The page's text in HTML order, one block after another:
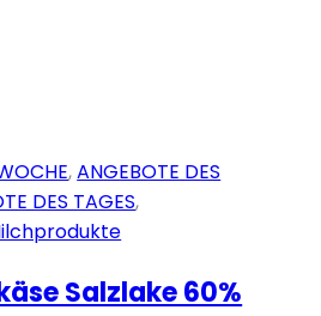
,ANGEBOTE DES
DES TAGES,
Salzlake 60%